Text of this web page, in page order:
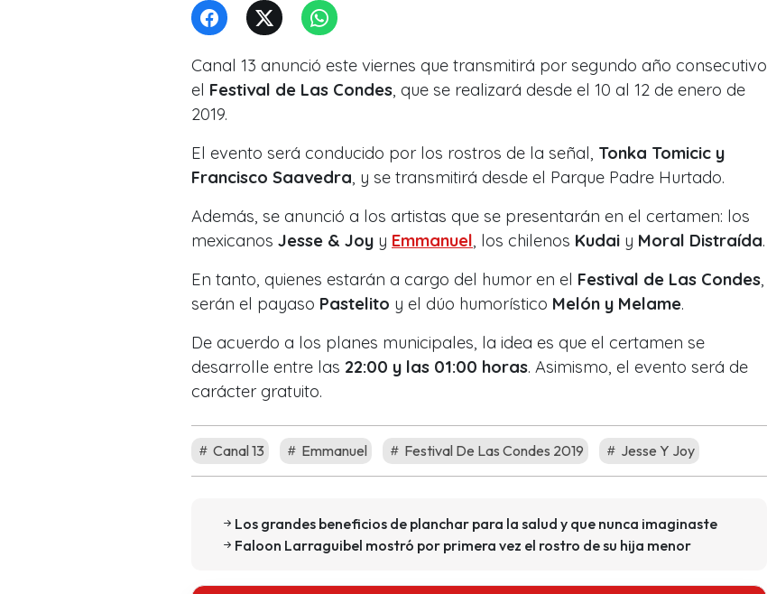
Canal 13 anunció este viernes que transmitirá por segundo año consecutivo
el Festival de Las Condes, que se realizará desde el 10 al 12 de enero de
2019.
El evento será conducido por los rostros de la señal, Tonka Tomicic y
Francisco Saavedra, y se transmitirá desde el Parque Padre Hurtado.
Además, se anunció a los artistas que se presentarán en el certamen: los
mexicanos Jesse & Joy y Emmanuel, los chilenos Kudai y Moral Distraída.
En tanto, quienes estarán a cargo del humor en el Festival de Las Condes,
serán el payaso Pastelito y el dúo humorístico Melón y Melame.
De acuerdo a los planes municipales, la idea es que el certamen se
desarrolle entre las 22:00 y las 01:00 horas. Asimismo, el evento será de
carácter gratuito.
Canal 13 Emmanuel Festival De Las Condes 2019 Jesse Y Joy
Los grandes beneficios de planchar para la salud y que nunca imaginaste
Faloon Larraguibel mostró por primera vez el rostro de su hija menor